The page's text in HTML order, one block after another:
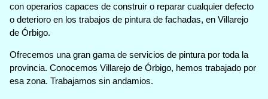
con operarios capaces de construir o reparar cualquier defecto
o deterioro en los trabajos de pintura de fachadas, en Villarejo
de Órbigo.
Ofrecemos una gran gama de servicios de pintura por toda la
provincia. Conocemos Villarejo de Órbigo, hemos trabajado por
esa zona. Trabajamos sin andamios.